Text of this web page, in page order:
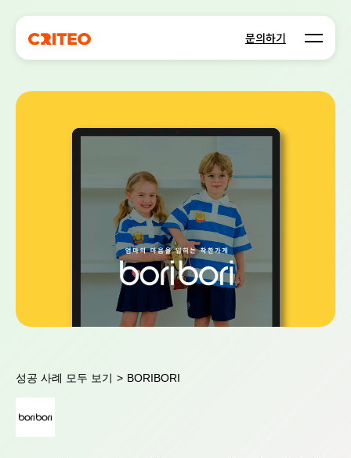
문의하기 Open
성공 사례 모두 보기 > BORIBORI